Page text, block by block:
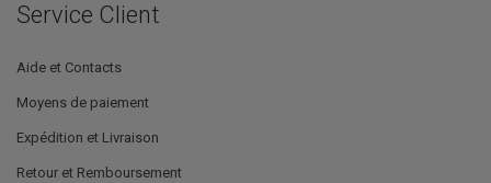
Service Client
Aide et Contacts
Moyens de paiement
Expédition et Livraison
Retour et Remboursement